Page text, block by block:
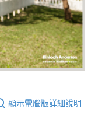
顯示電腦版詳細說明